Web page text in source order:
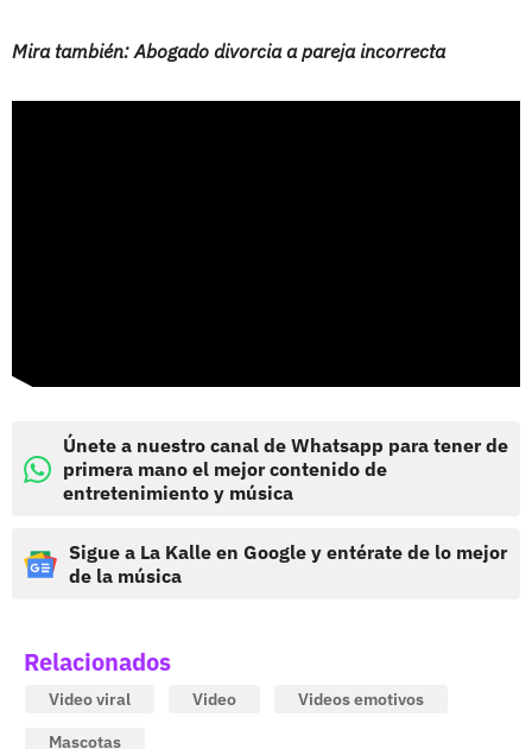
Mira también: Abogado divorcia a pareja incorrecta
Únete a nuestro canal de Whatsapp para tener de
primera mano el mejor contenido de
entretenimiento y música
Sigue a La Kalle en Google y entérate de lo mejor
de la música
Relacionados
Video viral Video
Videos emotivos
Mascotas